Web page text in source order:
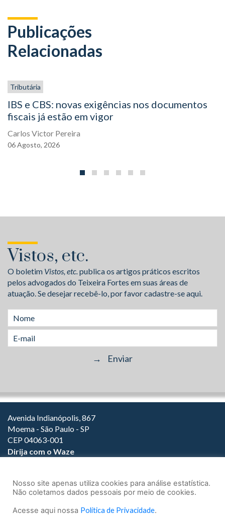
Publicações
Relacionadas
Tributária
IBS e CBS: novas exigências nos documentos
fiscais já estão em vigor
Carlos Victor Pereira
06Agosto, 2026
Vistos, etc.
O boletim Vistos, etc.publica os artigos práticos escritos
pelos advogados do Teixeira Fortes em suas áreas de
atuação. Se desejar recebê-lo, por favor cadastre-se aqui.
Avenida Indianópolis, 867
Moema - São Paulo - SP
CEP 04063-001
Dirija com o Waze
(11) 3147-1800
Nosso site apenas utiliza cookies para análise estatística.
Não coletamos dados pessoais por meio de cookies.
Acesse aqui nossa Política de Privacidade.